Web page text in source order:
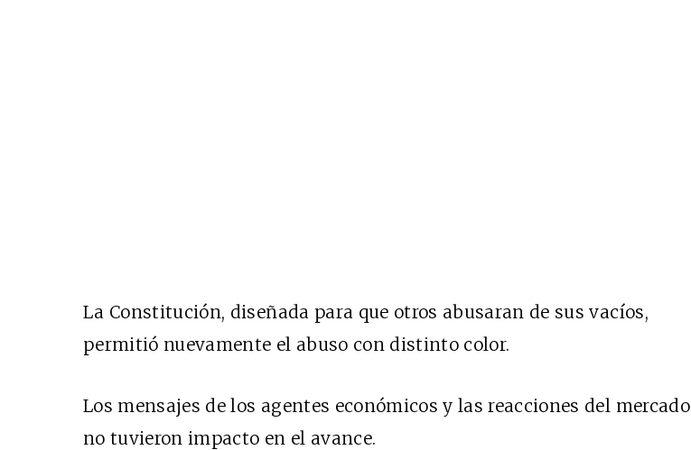
La Constitución, diseñada para que otros abusaran de sus vacíos,
permitió nuevamente el abuso con distinto color.
Los mensajes de los agentes económicos y las reacciones del mercado
no tuvieron impacto en el avance.